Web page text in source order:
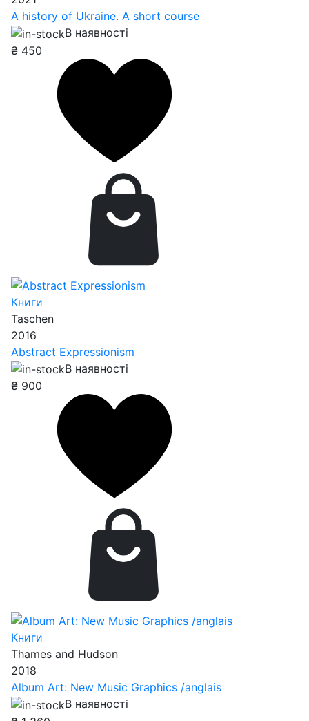
A history of Ukraine. A short course
В наявності
₴ 450
Книги
Taschen
2016
Abstract Expressionism
В наявності
₴ 900
Книги
Thames and Hudson
2018
Album Art: New Music Graphics /anglais
В наявності